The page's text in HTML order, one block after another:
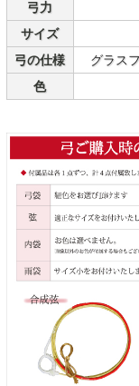
弓力
サイズ
弓の仕様
グラス
色